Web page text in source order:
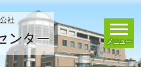
メニュー